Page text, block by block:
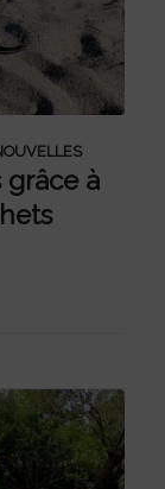
grâce à